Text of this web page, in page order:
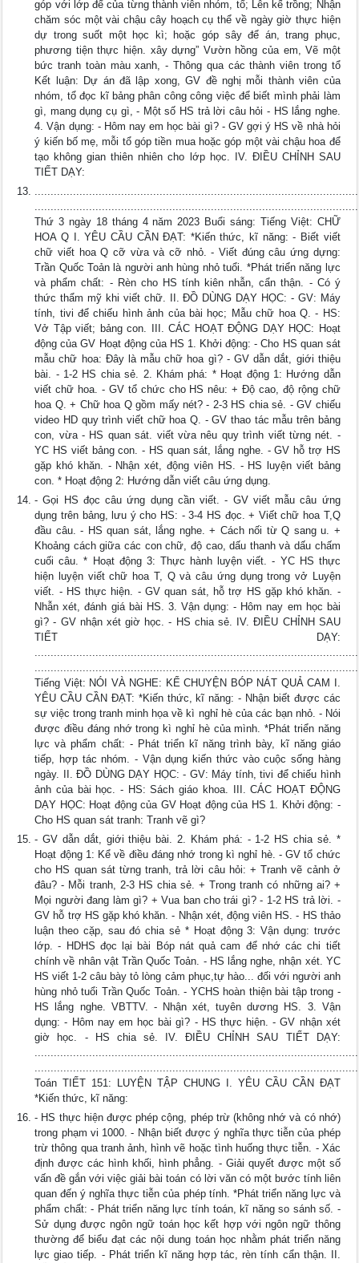
góp với lớp để của từng thành viên nhóm, tổ; Lên kế trồng; Nhận
chăm sóc một vài chậu cây hoạch cụ thể về ngày giờ thực hiện
dự trong suốt một học kì; hoặc góp sây để án, trang phục,
phương tiện thực hiện. xây dựng” Vườn hồng của em, Vẽ một
bức tranh toàn màu xanh, - Thông qua các thành viên trong tổ
Kết luận: Dự án đã lập xong, GV đề nghị mỗi thành viên của
nhóm, tổ đọc kĩ bảng phân công công việc để biết mình phải làm
gì, mang dụng cụ gì, - Một số HS trả lời câu hỏi - HS lắng nghe.
4. Vận dụng: - Hôm nay em học bài gì? - GV gợi ý HS về nhà hỏi
ý kiến bố mẹ, mỗi tổ góp tiền mua hoặc góp một vài chậu hoa để
tạo không gian thiên nhiên cho lớp học. IV. ĐIỀU CHỈNH SAU
TIẾT DẠY:
Thứ 3 ngày 18 tháng 4 năm 2023 Buổi sáng: Tiếng Việt: CHỮ
HOA Q I. YÊU CẦU CẦN ĐẠT: *Kiến thức, kĩ năng: - Biết viết
chữ viết hoa Q cỡ vừa và cỡ nhỏ. - Viết đúng câu ứng dựng:
Trần Quốc Toản là người anh hùng nhỏ tuổi. *Phát triển năng lực
và phẩm chất: - Rèn cho HS tính kiên nhẫn, cẩn thận. - Có ý
thức thẩm mỹ khi viết chữ. II. ĐỒ DÙNG DẠY HỌC: - GV: Máy
tính, tivi để chiếu hình ảnh của bài học; Mẫu chữ hoa Q. - HS:
Vở Tập viết; bảng con. III. CÁC HOẠT ĐỘNG DẠY HỌC: Hoạt
động của GV Hoạt động của HS 1. Khởi động: - Cho HS quan sát
mẫu chữ hoa: Đây là mẫu chữ hoa gì? - GV dẫn dắt, giới thiệu
bài. - 1-2 HS chia sẻ. 2. Khám phá: * Hoạt động 1: Hướng dẫn
viết chữ hoa. - GV tổ chức cho HS nêu: + Độ cao, độ rộng chữ
hoa Q. + Chữ hoa Q gồm mấy nét? - 2-3 HS chia sẻ. - GV chiếu
video HD quy trình viết chữ hoa Q. - GV thao tác mẫu trên bảng
con, vừa - HS quan sát. viết vừa nêu quy trình viết từng nét. -
YC HS viết bảng con. - HS quan sát, lắng nghe. - GV hỗ trợ HS
gặp khó khăn. - Nhận xét, động viên HS. - HS luyện viết bảng
con. * Hoạt động 2: Hướng dẫn viết câu ứng dụng.
- Gọi HS đọc câu ứng dụng cần viết. - GV viết mẫu câu ứng
dụng trên bảng, lưu ý cho HS: - 3-4 HS đọc. + Viết chữ hoa T,Q
đầu câu. - HS quan sát, lắng nghe. + Cách nối từ Q sang u. +
Khoảng cách giữa các con chữ, độ cao, dấu thanh và dấu chấm
cuối câu. * Hoạt động 3: Thực hành luyện viết. - YC HS thực
hiện luyện viết chữ hoa T, Q và câu ứng dụng trong vở Luyện
viết. - HS thực hiện. - GV quan sát, hỗ trợ HS gặp khó khăn. -
Nhẫn xét, đánh giá bài HS. 3. Vận dụng: - Hôm nay em học bài
gì? - GV nhận xét giờ học. - HS chia sẻ. IV. ĐIỀU CHỈNH SAU
TIẾT DẠY:
Tiếng Việt: NÓI VÀ NGHE: KỂ CHUYỆN BÓP NÁT QUẢ CAM I.
YÊU CẦU CẦN ĐẠT: *Kiến thức, kĩ năng: - Nhận biết được các
sự việc trong tranh minh họa về kì nghỉ hè của các bạn nhỏ. - Nói
được điều đáng nhớ trong kì nghỉ hè của mình. *Phát triển năng
lực và phẩm chất: - Phát triển kĩ năng trình bày, kĩ năng giáo
tiếp, hợp tác nhóm. - Vận dụng kiến thức vào cuộc sống hàng
ngày. II. ĐỒ DÙNG DẠY HỌC: - GV: Máy tính, tivi để chiếu hình
ảnh của bài học. - HS: Sách giáo khoa. III. CÁC HOẠT ĐỘNG
DẠY HỌC: Hoạt động của GV Hoạt động của HS 1. Khởi động: -
Cho HS quan sát tranh: Tranh vẽ gì?
- GV dẫn dắt, giới thiệu bài. 2. Khám phá: - 1-2 HS chia sẻ. *
Hoạt động 1: Kể về điều đáng nhớ trong kì nghỉ hè. - GV tổ chức
cho HS quan sát từng tranh, trả lời câu hỏi: + Tranh vẽ cảnh ở
đâu? - Mỗi tranh, 2-3 HS chia sẻ. + Trong tranh có những ai? +
Mọi người đang làm gì? + Vua ban cho trái gì? - 1-2 HS trả lời. -
GV hỗ trợ HS gặp khó khăn. - Nhận xét, động viên HS. - HS thảo
luận theo cặp, sau đó chia sẻ * Hoạt động 3: Vận dụng: trước
lớp. - HDHS đọc lại bài Bóp nát quả cam để nhớ các chi tiết
chính về nhân vật Trần Quốc Toản. - HS lắng nghe, nhận xét. YC
HS viết 1-2 câu bày tỏ lòng cảm phục,tự hào... đối với người anh
hùng nhỏ tuổi Trần Quốc Toản. - YCHS hoàn thiện bài tập trong -
HS lắng nghe. VBTTV. - Nhận xét, tuyên dương HS. 3. Vận
dụng: - Hôm nay em học bài gì? - HS thực hiện. - GV nhận xét
giờ học. - HS chia sẻ. IV. ĐIỀU CHỈNH SAU TIẾT DẠY:
Toán TIẾT 151: LUYỆN TẬP CHUNG I. YÊU CẦU CẦN ĐẠT
*Kiến thức, kĩ năng:
- HS thực hiện được phép cộng, phép trừ (không nhớ và có nhớ)
trong phạm vi 1000. - Nhận biết được ý nghĩa thực tiễn của phép
trừ thông qua tranh ảnh, hình vẽ hoặc tình huống thực tiễn. - Xác
định được các hình khối, hình phẳng. - Giải quyết được một số
vấn đề gắn với việc giải bài toán có lời văn có một bước tính liên
quan đến ý nghĩa thực tiễn của phép tính. *Phát triển năng lực và
phẩm chất: - Phát triển năng lực tính toán, kĩ năng so sánh số. -
Sử dụng được ngôn ngữ toán học kết hợp với ngôn ngữ thông
thường để biểu đạt các nội dung toán học nhằm phát triển năng
lực giao tiếp. - Phát triển kĩ năng hợp tác, rèn tính cẩn thận. II.